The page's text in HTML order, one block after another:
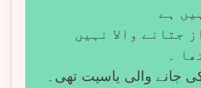
ہے
جتانے والا نہیں
۔
جانے والی یاسیت تھی۔